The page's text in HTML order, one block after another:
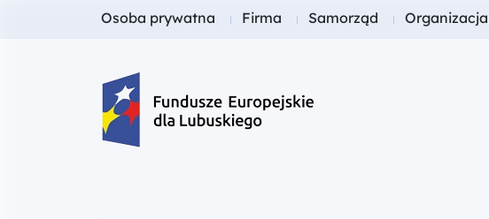
Fundusze dla
Osoba prywatna Fundusze dla
Firma Fundusze dla
Samorząd Fundusze
Fundusze Europejskie dla Lubuskiego